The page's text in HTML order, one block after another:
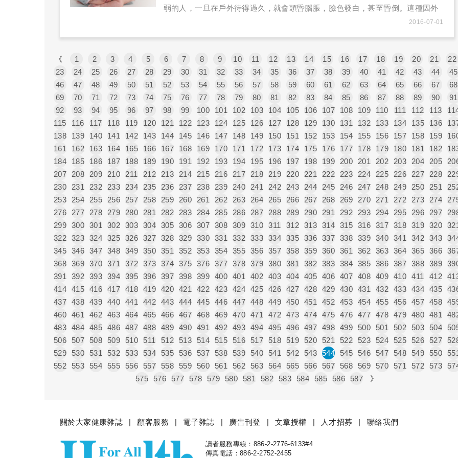
弱的人，一旦在戶外待得過久，就會頭昏腦脹，臉色發白，甚至昏倒。這種因外
界環境溫度過高，造成的體溫上升、過度排汗，身體不適，就叫「中暑」，有時
幼兒），無法用清楚的言語表達身體的不適，或自覺性的多喝水、休息，如果真
的中暑了，家長也無法立即得知，不懂為什麼寶寶一直大哭大鬧。
2016-07-01
《 1 2 3 4 5 6 7 8 9 10 11 12 13 14 15 16 17 18 19 20 21
22
23
24 25 26 27 28 29 30 31 32 33 34 35 36 37 38 39 40 41 42 43 44
45
46
47 48 49 50 51 52 53 54 55 56 57 58 59 60 61 62 63 64 65 66 67
68
69
70 71 72 73 74 75 76 77 78 79 80 81 82 83 84 85 86 87 88 89 90
91
92
93 94 95 96 97 98 99 100 101 102 103 104 105 106 107 108 109 110 111 112 113
115
116 117 118 119 120 121 122 123 124 125 126 127 128 129 130 131 132 133 134 135 136
138
139 140 141 142 143 144 145 146 147 148 149 150 151 152 153 154 155 156 157 158 159
161
162 163 164 165 166 167 168 169 170 171 172 173 174 175 176 177 178 179 180 181 182
184
185 186 187 188 189 190 191 192 193 194 195 196 197 198 199 200 201 202 203 204 205
207
208 209 210 211 212 213 214 215 216 217 218 219 220 221 222 223 224 225 226 227 228
230
231 232 233 234 235 236 237 238 239 240 241 242 243 244 245 246 247 248 249 250 251
253
254 255 256 257 258 259 260 261 262 263 264 265 266 267 268 269 270 271 272 273 274
276
277 278 279 280 281 282 283 284 285 286 287 288 289 290 291 292 293 294 295 296 297
299 300 301 302 303 304 305 306 307 308 309 310 311 312 313 314 315 316 317 318 319 320
322 323 324 325 326 327 328 329 330 331 332 333 334 335 336 337 338 339 340 341 342 343
345 346 347 348 349 350 351 352 353 354 355 356 357 358 359 360 361 362 363 364 365 366
368 369 370 371 372 373 374 375 376 377 378 379 380 381 382 383 384 385 386 387 388 389
391
392 393 394 395 396 397 398 399 400 401 402 403 404 405 406 407 408 409 410 411 412
414 415 416 417 418 419 420 421 422 423 424 425 426 427 428 429 430 431 432 433 434 435
437 438 439 440 441 442 443 444 445 446 447 448 449 450 451 452 453 454 455 456 457 458
460 461 462 463 464 465 466 467 468 469 470 471 472 473 474 475 476 477 478 479 480 481
483 484 485 486 487 488 489 490 491 492 493 494 495 496 497 498 499 500 501 502 503 504
506 507 508 509 510 511 512 513 514 515 516 517 518 519 520 521 522 523 524 525 526 527
529 530 531 532 533 534 535 536 537 538 539 540 541 542 543 544 545 546 547 548 549 550
552 553 554 555 556 557 558 559 560 561 562 563 564 565 566 567 568 569 570 571 572 573
575 576 577 578 579 580 581 582 583 584 585 586 587 》
關於大家健康雜誌 顧客服務 電子雜誌 廣告刊登 文章授權 人才招募 聯絡我們
大家健康
讀者服務專線：886-2-2776-6133#4
傳真電話：886-2-2752-2455